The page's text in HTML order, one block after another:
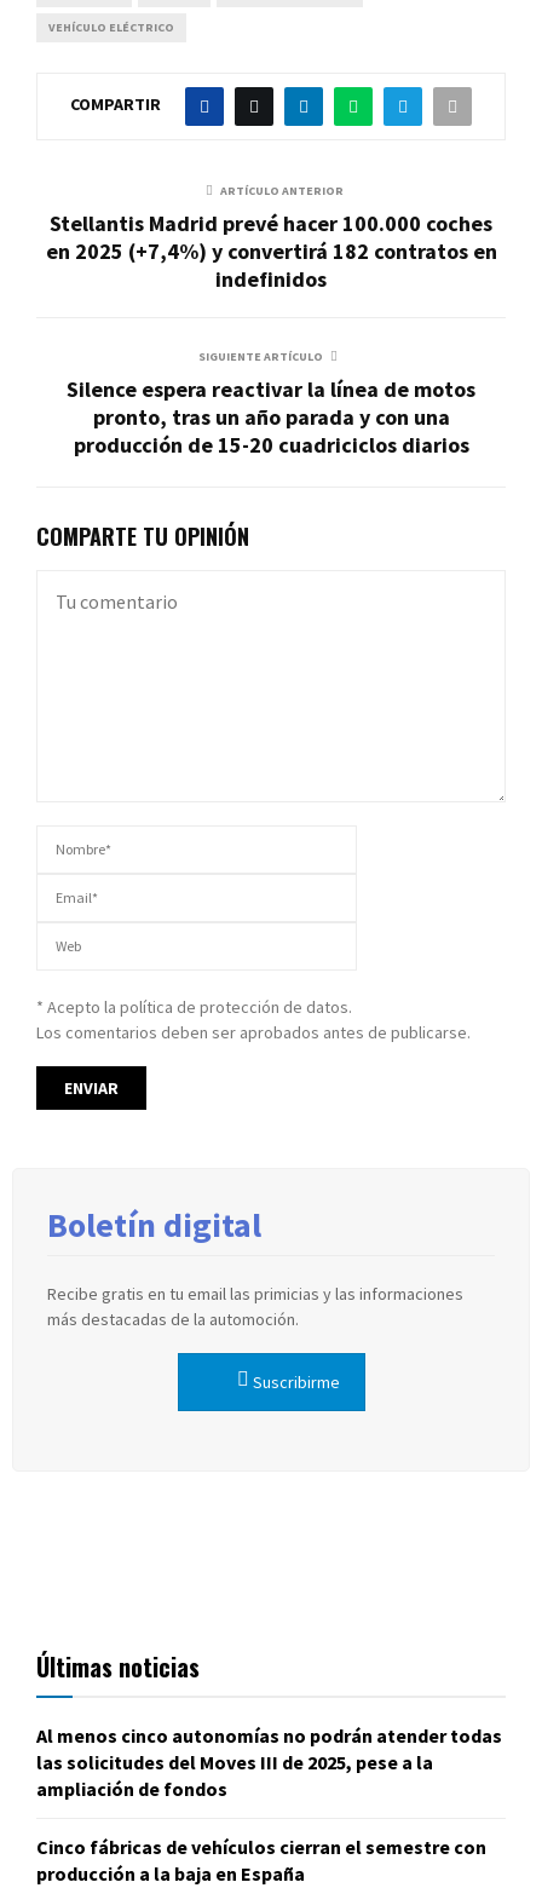
VEHÍCULO ELÉCTRICO
COMPARTIR
ARTÍCULO ANTERIOR
Stellantis Madrid prevé hacer 100.000 coches
en 2025 (+7,4%) y convertirá 182 contratos en
indefinidos
SIGUIENTE ARTÍCULO
Silence espera reactivar la línea de motos
pronto, tras un año parada y con una
producción de 15-20 cuadriciclos diarios
COMPARTE TU OPINIÓN
* Acepto la política de protección de datos.
Los comentarios deben ser aprobados antes de publicarse.
Boletín digital
Recibe gratis en tu email las primicias y las informaciones
más destacadas de la automoción.
Suscribirme
Últimas noticias
Al menos cinco autonomías no podrán atender todas
las solicitudes del Moves III de 2025, pese a la
ampliación de fondos
Cinco fábricas de vehículos cierran el semestre con
producción a la baja en España